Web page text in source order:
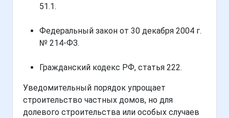
51.1.
Федеральный закон от 30 декабря 2004 г.
№ 214-ФЗ.
Гражданский кодекс РФ, статья 222.
Уведомительный порядок упрощает
строительство частных домов, но для
долевого строительства или особых случаев